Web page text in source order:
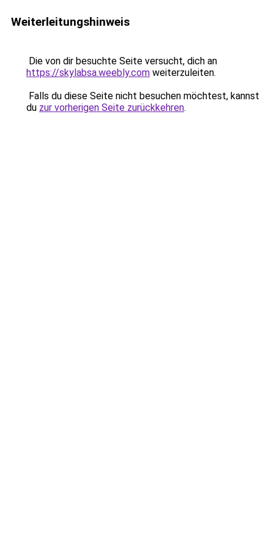
Weiterleitungshinweis
Die von dir besuchte Seite versucht, dich an
https://skylabsa.weebly.com weiterzuleiten.
Falls du diese Seite nicht besuchen möchtest, kannst
du zur vorherigen Seite zurückkehren.